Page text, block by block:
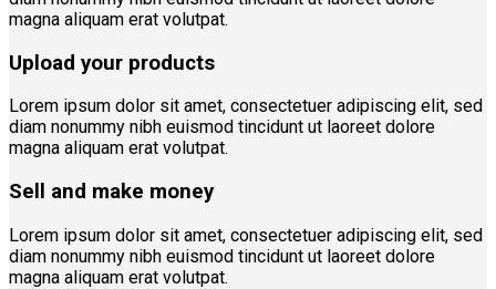
magna aliquam erat volutpat.
Upload your products
Lorem ipsum dolor sit amet, consectetuer adipiscing elit, sed
diam nonummy nibh euismod tincidunt ut laoreet dolore
magna aliquam erat volutpat.
Sell and make money
Lorem ipsum dolor sit amet, consectetuer adipiscing elit, sed
diam nonummy nibh euismod tincidunt ut laoreet dolore
magna aliquam erat volutpat.